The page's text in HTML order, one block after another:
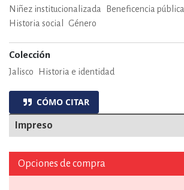
Niñez institucionalizada
Beneficencia pública
Historia social
Género
Colección
Jalisco Historia e identidad
CÓMO CITAR
Impreso
Opciones de compra